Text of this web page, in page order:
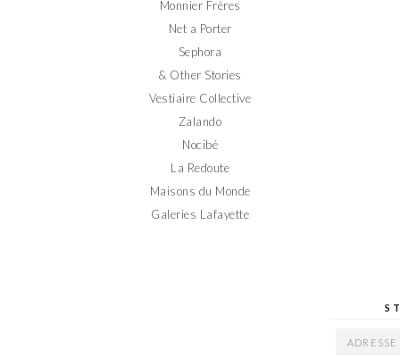
Monnier Frères
Net a Porter
Sephora
& Other Stories
Vestiaire Collective
Zalando
Nocibé
La Redoute
Maisons du Monde
Galeries Lafayette
ADRESSE